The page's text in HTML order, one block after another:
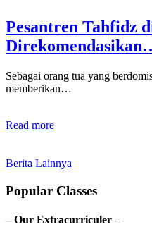
Pesantren Tahfidz
Sebagai orang tua yang
memberikan…
Read more
Berita Lainnya
Popular Classes
– Our Extracurriculer –